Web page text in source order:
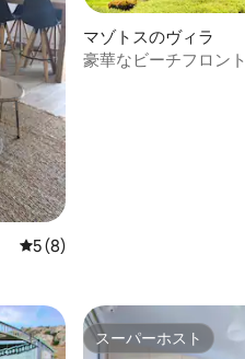
レビュー8件、5つ星中5つ星の
5 (8)
マゾトスのヴィラ
豪華なビーチフロン
スーパーホスト
スーパーホスト